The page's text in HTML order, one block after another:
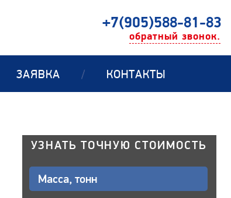
+7(905)588-81-83
обратный звонок.
ЗАЯВКА / КОНТАКТЫ
УЗНАТЬ ТОЧНУЮ СТОИМОСТЬ